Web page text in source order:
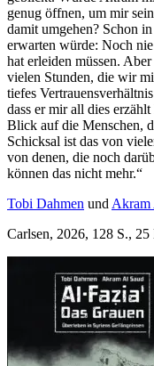
genug öffnen, um mir
damit umgehen? Schon
erwarten würde: Noch
hat erleiden müssen.
vielen Stunden, die wir
tiefes
dass er mir all dies
Blick auf die Menschen,
Schicksal ist das von
von denen, die noch
können das nicht mehr.“
Tobi Dahmen und Akram
Carlsen, 2026, 128 S., 25